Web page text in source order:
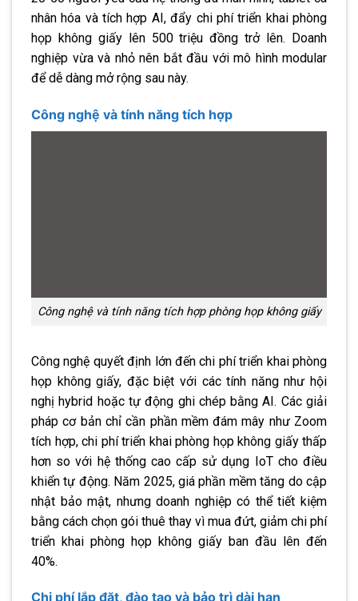
nhân hóa và tích hợp AI, đẩy chi phí triển khai phòng
họp không giấy lên 500 triệu đồng trở lên. Doanh
nghiệp vừa và nhỏ nên bắt đầu với mô hình modular
để dễ dàng mở rộng sau này.
Công nghệ và tính năng tích hợp
Công nghệ và tính năng tích hợp phòng họp không giấy
Công nghệ quyết định lớn đến chi phí triển khai phòng
họp không giấy, đặc biệt với các tính năng như hội
nghị hybrid hoặc tự động ghi chép bằng AI. Các giải
pháp cơ bản chỉ cần phần mềm đám mây như Zoom
tích hợp, chi phí triển khai phòng họp không giấy thấp
hơn so với hệ thống cao cấp sử dụng IoT cho điều
khiển tự động. Năm 2025, giá phần mềm tăng do cập
nhật bảo mật, nhưng doanh nghiệp có thể tiết kiệm
bằng cách chọn gói thuê thay vì mua đứt, giảm chi phí
triển khai phòng họp không giấy ban đầu lên đến
40%.
Chi phí lắp đặt, đào tạo và bảo trì dài hạn